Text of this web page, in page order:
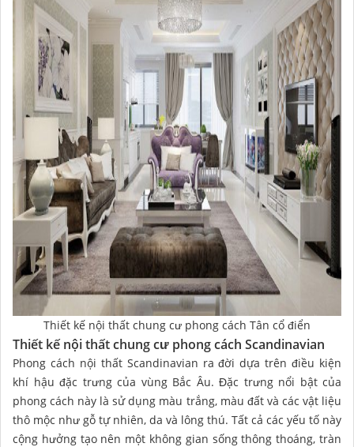
Thiết kế nội thất chung cư phong cách Tân cổ điển
Thiết kế nội thất chung cư phong cách Scandinavian
Phong cách nội thất Scandinavian ra đời dựa trên điều kiện
khí hậu đặc trưng của vùng Bắc Âu. Đặc trưng nổi bật của
phong cách này là sử dụng màu trắng, màu đất và các vật liệu
thô mộc như gỗ tự nhiên, da và lông thú. Tất cả các yếu tố này
cộng hưởng tạo nên một không gian sống thông thoáng, tràn